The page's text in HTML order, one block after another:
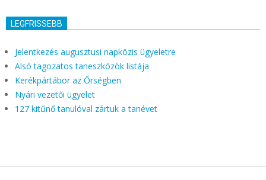
LEGFRISSEBB
Jelentkezés augusztusi napközis ügyeletre
Alsó tagozatos taneszközök listája
Kerékpártábor az Őrségben
Nyári vezetői ügyelet
127 kitűnő tanulóval zártuk a tanévet